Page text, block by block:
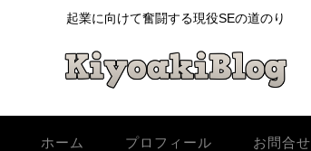
起業に向けて奮闘する現役SEの道のり
ホーム プロフィール お問合せ